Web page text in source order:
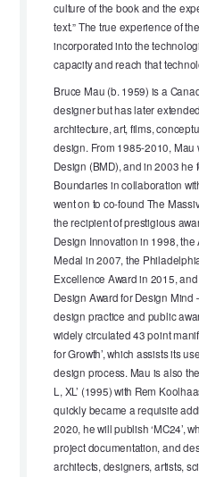
culture of the book and the
text.” The true experience of
incorporated into the
capacity and reach that
Bruce Mau (b. 1959) is a
designer but has later
architecture, art, films,
design. From 1985-2010, Mau
Design (BMD), and in 2003 he
Boundaries in collaboration
went on to co-found The
the recipient of prestigious
Design Innovation in 1998, the
Medal in 2007, the
Excellence Award in 2015,
Design Award for Design Mind
design practice and public
widely circulated 43 point
for Growth’, which assists its
design process. Mau is also
L, XL’ (1995) with Rem
quickly became a requisite
2020, he will publish ‘MC24’,
project documentation, and
architects, designers, artists,